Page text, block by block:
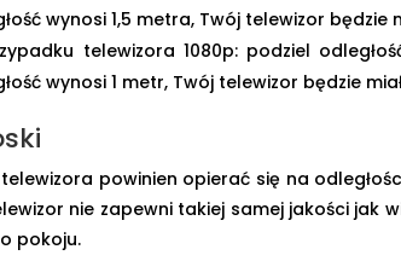
wynosi 1,5 metra, Twój telewizor będzie
telewizora 1080p: podziel
wynosi 1 metr, Twój telewizor będzie
powinien opierać się na
nie zapewni takiej samej jakości jak
pokoju.